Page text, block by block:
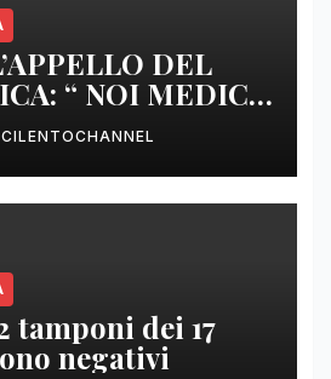
DEL
“ NOI MEDICI
SENZA ARMI
CILENTOCHANNEL
tamponi dei 17
negativi